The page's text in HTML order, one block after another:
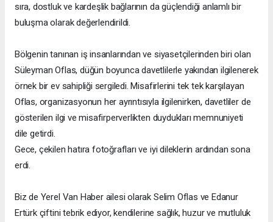
sıra, dostluk ve kardeşlik bağlarının da güçlendiği anlamlı bir
buluşma olarak değerlendirildi.
Bölgenin tanınan iş insanlarından ve siyasetçilerinden biri olan
Süleyman Oflas, düğün boyunca davetlilerle yakından ilgilenerek
örnek bir ev sahipliği sergiledi. Misafirlerini tek tek karşılayan
Oflas, organizasyonun her ayrıntısıyla ilgilenirken, davetliler de
gösterilen ilgi ve misafirperverlikten duydukları memnuniyeti
dile getirdi.
Gece, çekilen hatıra fotoğrafları ve iyi dileklerin ardından sona
erdi.
Biz de Yerel Van Haber ailesi olarak Selim Oflas ve Edanur
Ertürk çiftini tebrik ediyor, kendilerine sağlık, huzur ve mutluluk